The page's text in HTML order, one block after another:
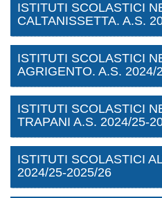
ISTITUTI SCOLASTICI
CALTANISSETTA. A.S.
ISTITUTI SCOLASTICI
AGRIGENTO. A.S. 2024/
ISTITUTI SCOLASTICI
TRAPANI A.S. 2024/25-
ISTITUTI SCOLASTICI
2024/25-2025/26